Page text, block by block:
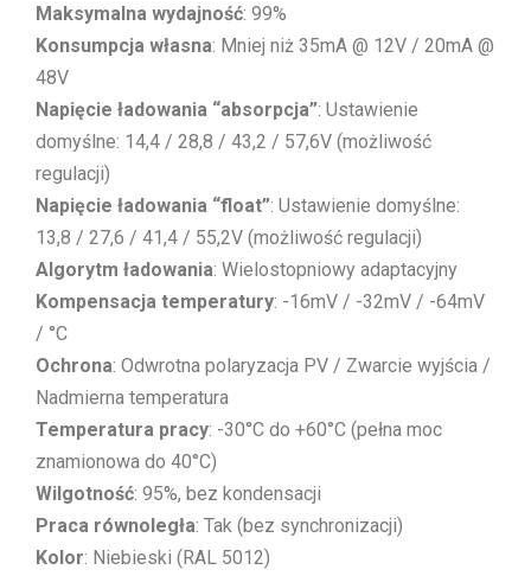
Maksymalna wydajność: 99%
Konsumpcja własna: Mniej niż 35mA @ 12V / 20mA @
48V
Napięcie ładowania “absorpcja”: Ustawienie
domyślne: 14,4 / 28,8 / 43,2 / 57,6V (możliwość
regulacji)
Napięcie ładowania “float”: Ustawienie domyślne:
13,8 / 27,6 / 41,4 / 55,2V (możliwość regulacji)
Algorytm ładowania: Wielostopniowy adaptacyjny
Kompensacja temperatury: -16mV / -32mV / -64mV
/ °C
Ochrona: Odwrotna polaryzacja PV / Zwarcie wyjścia /
Nadmierna temperatura
Temperatura pracy: -30°C do +60°C (pełna moc
znamionowa do 40°C)
Wilgotność: 95%, bez kondensacji
Praca równoległa: Tak (bez synchronizacji)
Kolor: Niebieski (RAL 5012)